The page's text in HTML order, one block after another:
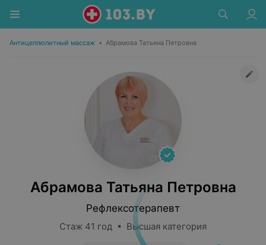
Антицеллюлитный массаж • Абрамова Татьяна Петровна
Абрамова Татьяна Петровна
Рефлексотерапевт
Стаж 41 год • Высшая категория